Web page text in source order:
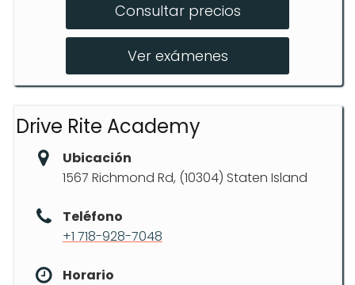
Simulated Road Test Lesson
Road Test Appointment
Consultar precios
Ver exámenes
Drive Rite Academy
Ubicación
1567 Richmond Rd, (10304) Staten Island
Teléfono
+1 718-928-7048
Horario